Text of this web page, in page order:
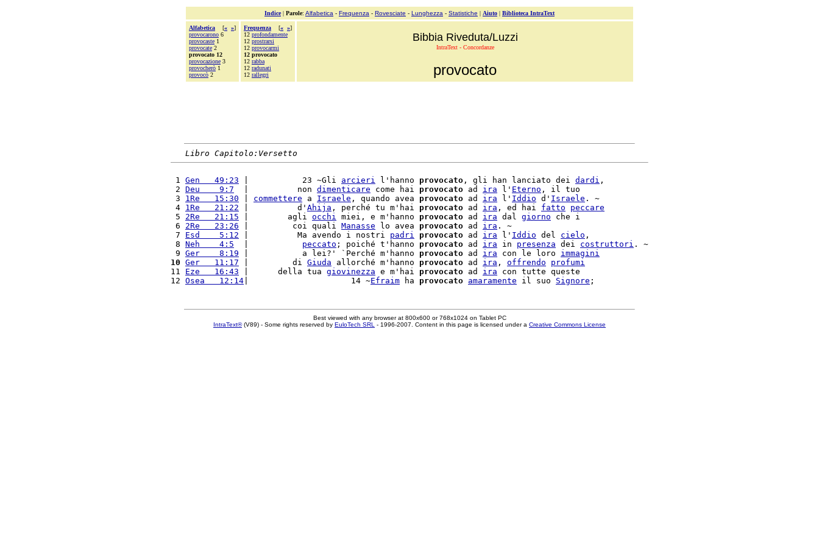
Indice| Parole: Alfabetica - Frequenza - Rovesciate - Lunghezza - Statistiche | Aiuto | Biblioteca IntraText
Alfabetica [« »]
provocarono 6
provocaste 1
provocate 2
provocato 12
provocazione 3
provocherò 1
provocò 2
Frequenza [« »]
12 profondamente
12 prostrarsi
12 provocarmi
12 provocato
12 rabba
12 radunati
12 rallegri
Bibbia Riveduta/Luzzi
IntraText - Concordanze
provocato
Libro Capitolo:Versetto
1 Gen   49:23 |           23 ~Gli arcieri l'hanno provocato , gli han lanciato dei dardi ,
2 Deu    9:7
  |          non
dimenticare come hai provocato ad ira l' Eterno , il tuo
3 1Re   15:30 commettere a Israele , quando avea provocato ad ira l' Iddio d' Israele . ~
4 1Re   21:22 |          d' Ahija , perché tu m'hai provocato ad ira , ed hai fatto
peccare
5 2Re   21:15 |        agli occhi miei, e m'hanno provocato ad ira dal giorno che i
6 2Re   23:26 |         coi quali Manasse lo avea provocato ad ira . ~
7 Esd    5:12 |          Ma avendo i nostri padri provocato ad ira l' Iddio del cielo ,
8 Neh    4:5 peccato ; poiché t'hanno provocato ad ira in presenza dei costruttori . ~
9 Ger    8:19 |           a lei?' `Perché m'hanno provocato ad ira con le loro immagini
10 Ger   11:17 |         di Giuda allorché m'hanno provocato ad ira , offrendo
profumi
11 Eze   16:43 |      della tua giovinezza e m'hai provocato ad ira con tutte queste
12 Osea   12:14 |                     14 ~Efraim ha provocato amaramente il suo Signore
Best viewed with any browser at 800x600 or 768x1024 on Tablet PC
IntraText®(V89) - Some rights reserved by EuloTech SRL - 1996-2007. Content in this page is licensed under a Creative Commons License